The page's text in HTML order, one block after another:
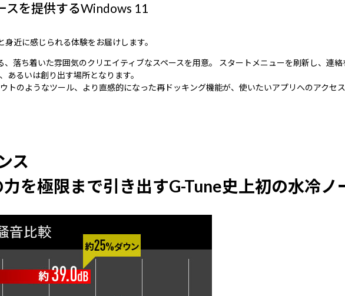
スを提供するWindows 11
近に感じられる体験をお届けします。
落ち着いた雰囲気のクリエイティブなスペースを用意。 スタートメニューを刷新し、連
あるいは創り出す場所となります。
トのようなツール、より直感的になった再ドッキング機能が、使いたいアプリへのアクセ
ス
を極限まで引き出すG-Tune史上初の水冷ノ